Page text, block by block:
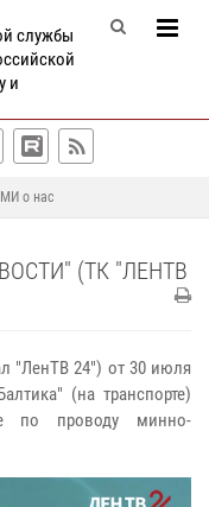
службы
и
о нас
(ТК "ЛЕНТВ
"ЛенТВ 24") от 30 июля
(на транспорте)
по проводу минно-